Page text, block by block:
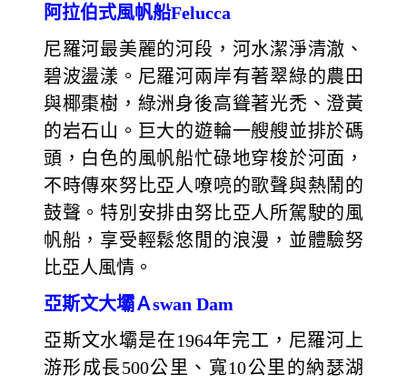
阿拉伯式風帆船Felucca
尼羅河最美麗的河段，河水潔淨清澈、
碧波盪漾。尼羅河兩岸有著翠綠的農田
與椰棗樹，綠洲身後高聳著光禿、澄黃
的岩石山。巨大的遊輪一艘艘並排於碼
頭，白色的風帆船忙碌地穿梭於河面，
不時傳來努比亞人嘹喨的歌聲與熱鬧的
鼓聲。特別安排由努比亞人所駕駛的風
帆船，享受輕鬆悠閒的浪漫，並體驗努
比亞人風情。
亞斯文大壩Ａswan Dam
亞斯文水壩是在1964年完工，尼羅河上
游形成長500公里、寬10公里的納瑟湖